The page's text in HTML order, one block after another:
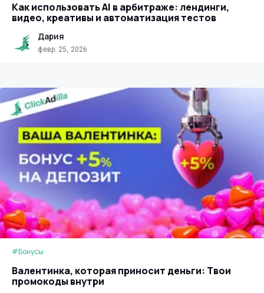
Как использовать AI в арбитраже: лендинги,
видео, креативы и автоматизация тестов
Дария
февр. 25, 2026
#Бонусы
Валентинка, которая приносит деньги: Твои
промокоды внутри